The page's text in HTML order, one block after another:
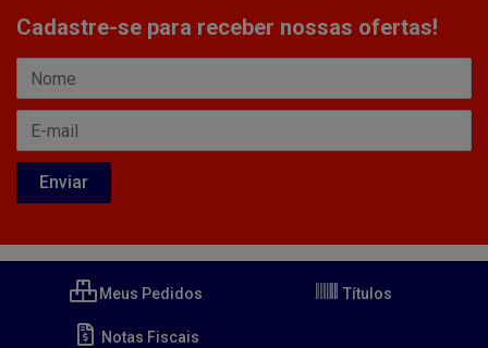
Cadastre-se para receber nossas ofertas!
Meus Pedidos Títulos
Notas Fiscais